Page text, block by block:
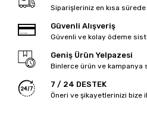
Siparişleriniz en kısa sürede
Güvenli Alışveriş
Güvenli ve kolay ödeme
Geniş Ürün Yelpazesi
Binlerce ürün ve kampanya
7 / 24 DESTEK
Öneri ve şikayetlerinizi bize